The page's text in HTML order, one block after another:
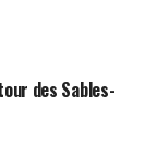
des Sables-